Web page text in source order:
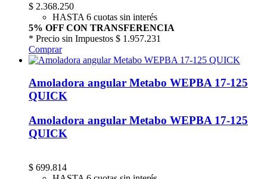
$ 2.368.250
HASTA 6 cuotas sin interés
5% OFF CON TRANSFERENCIA
* Precio sin Impuestos $ 1.957.231
Comprar
Amoladora angular Metabo WEPBA 17-125
QUICK
Amoladora angular Metabo WEPBA 17-125
QUICK
$ 699.814